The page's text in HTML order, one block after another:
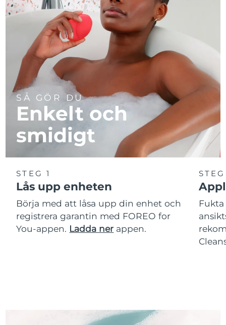
SÅ GÖR DU
Enkelt och
smidigt
STEG 1
Lås upp enheten
Börja med att låsa upp din enhet och
registrera garantin med FOREO for
You-appen. Ladda ner appen.